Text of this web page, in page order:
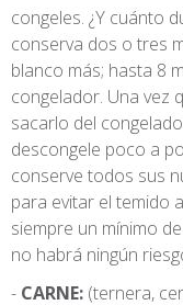
congeles. ¿Y cuánto
conserva dos o tres
blanco más; hasta 8
congelador. Una vez
sacarlo del
descongele poco a
conserve todos sus
para evitar el temido
siempre un mínimo
no habrá ningún
CARNE: (ternera,